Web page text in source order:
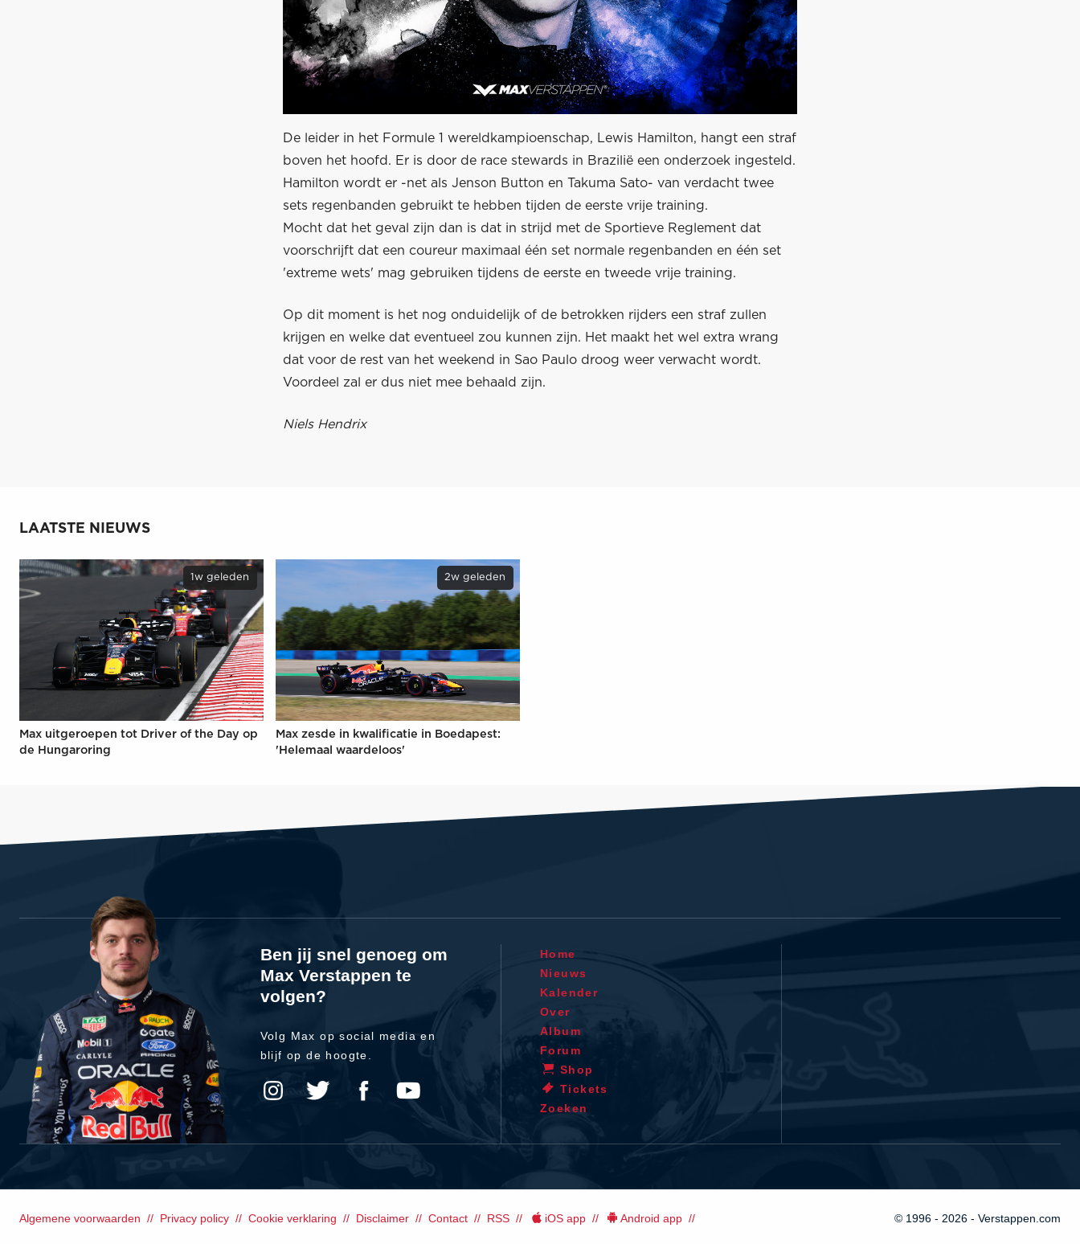
De leider in het Formule 1 wereldkampioenschap, Lewis Hamilton, hangt een straf
boven het hoofd. Er is door de race stewards in Brazilië een onderzoek ingesteld.
Hamilton wordt er -net als Jenson Button en Takuma Sato- van verdacht twee
sets regenbanden gebruikt te hebben tijden de eerste vrije training.
Mocht dat het geval zijn dan is dat in strijd met de Sportieve Reglement dat
voorschrijft dat een coureur maximaal één set normale regenbanden en één set
'extreme wets' mag gebruiken tijdens de eerste en tweede vrije training.
Op dit moment is het nog onduidelijk of de betrokken rijders een straf zullen
krijgen en welke dat eventueel zou kunnen zijn. Het maakt het wel extra wrang
dat voor de rest van het weekend in Sao Paulo droog weer verwacht wordt.
Voordeel zal er dus niet mee behaald zijn.
Niels Hendrix
LAATSTE NIEUWS
1w geleden
Max uitgeroepen tot Driver of the Day op
de Hungaroring
2w geleden
Max zesde in kwalificatie in Boedapest:
'Helemaal waardeloos'
Ben jij snel genoeg om
Max Verstappen te
volgen?
Volg Max op social media en
blijf op de hoogte.
Home
Nieuws
Kalender
Over
Album
Forum
Shop
Tickets
Zoeken
Algemene voorwaarden Privacy policy Cookie verklaring Disclaimer Contact RSS iOS app Android app © 1996 - 2026 - Verstappen.com